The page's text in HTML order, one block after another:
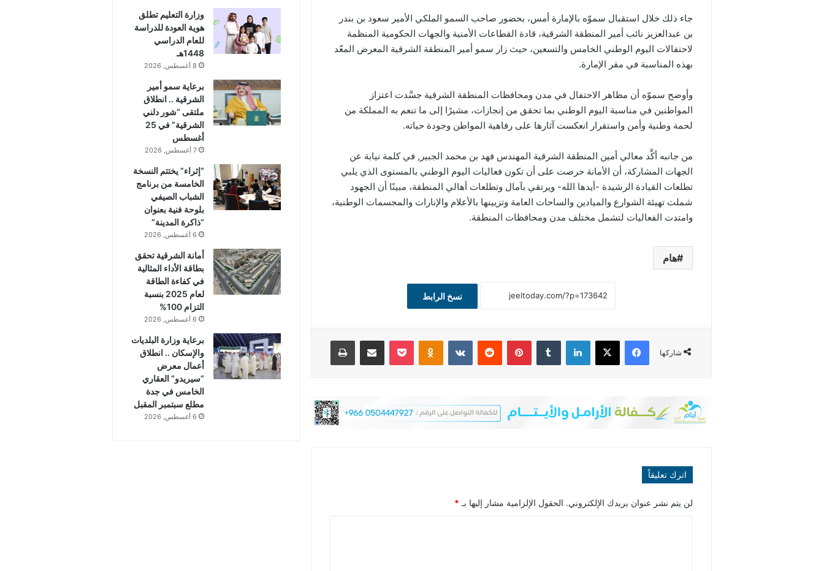
جاء ذلك خلال استقبال سموّه بالإمارة أمس، بحضور صاحب السمو الملكي الأمير سعود بن بندر
بن عبدالعزيز نائب أمير المنطقة الشرقية، قادة القطاعات الأمنية والجهات الحكومية المنظمة
لاحتفالات اليوم الوطني الخامس والتسعين، حيث زار سمو أمير المنطقة الشرقية المعرض المعّد
بهذه المناسبة في مقر الإمارة.
وأوضح سموّه أن مظاهر الاحتفال في مدن ومحافظات المنطقة الشرقية جسَّدت اعتزاز
المواطنين في مناسبة اليوم الوطني بما تحقق من إنجازات، مشيرًا إلى ما تنعم به المملكة من
لحمة وطنية وأمن واستقرار انعكست آثارها على رفاهية المواطن وجودة حياته.
من جانبه أكَّد معالي أمين المنطقة الشرقية المهندس فهد بن محمد الجبير, في كلمة نيابة عن
الجهات المشاركة، أن الأمانة حرصت على أن تكون فعاليات اليوم الوطني بالمستوى الذي يلبي
تطلعات القيادة الرشيدة -أيدها الله- ويرتقي بآمال وتطلعات أهالي المنطقة، مبينًا أن الجهود
شملت تهيئة الشوارع والميادين والساحات العامة وتزيينها بالأعلام والإنارات والمجسمات الوطنية،
وامتدت الفعاليات لتشمل مختلف مدن ومحافظات المنطقة.
هام
نسخ الرابط
شاركها
فيسبوك ‫X لينكدإن بينتيريست ‏VKontakte
اترك تعليقاً
لن يتم نشر عنوان بريدك الإلكتروني. الحقول الإلزامية مشار إليها بـ *
وزارة التعليم تطلق
هوية العودة للدراسة
للعام الدراسي
1448هـ
8 أغسطس, 2026
برعاية سمو أمير
الشرقية .. انطلاق
ملتقى “شور دلني
الشرقية” في 25
أغسطس
7 أغسطس, 2026
“إثراء” يختتم النسخة
الخامسة من برنامج
الشباب الصيفي
بلوحة فنية بعنوان
“ذاكرة المدينة”
6 أغسطس, 2026
أمانة الشرقية تحقق
بطاقة الأداء المثالية
في كفاءة الطاقة
لعام 2025 بنسبة
التزام 100%
6 أغسطس, 2026
برعاية وزارة البلديات
والإسكان .. انطلاق
أعمال معرض
“سيريدو” العقاري
الخامس في جدة
مطلع سبتمبر المقبل
6 أغسطس, 2026